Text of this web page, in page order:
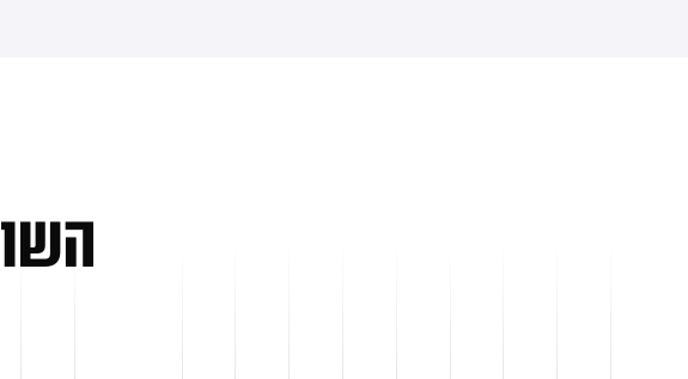
השו